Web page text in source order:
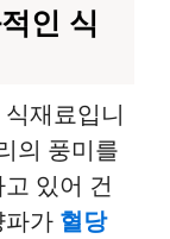
인 식
재료입니
의 풍미를
있어 건
파가 혈당